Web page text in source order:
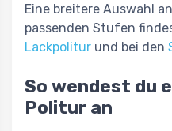
Eine breitere Auswahl
passenden Stufen
Lackpolitur und bei den
So wendest du
Politur an